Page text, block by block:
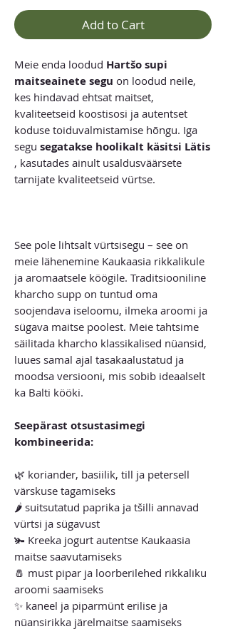
Add to Cart
Meie enda loodud Hartšo supi
maitseainete segu on loodud neile,
kes hindavad ehtsat maitset,
kvaliteetseid koostisosi ja autentset
koduse toiduvalmistamise hõngu. Iga
segu segatakse hoolikalt käsitsi Lätis
, kasutades ainult usaldusväärsete
tarnijate kvaliteetseid vürtse.
See pole lihtsalt vürtsisegu – see on
meie lähenemine Kaukaasia rikkalikule
ja aromaatsele köögile. Traditsiooniline
kharcho supp on tuntud oma
soojendava iseloomu, ilmeka aroomi ja
sügava maitse poolest. Meie tahtsime
säilitada kharcho klassikalised nüansid,
luues samal ajal tasakaalustatud ja
moodsa versiooni, mis sobib ideaalselt
ka Balti kööki.
Seepärast otsustasimegi
kombineerida:
🌿 koriander, basiilik, till ja petersell
värskuse tagamiseks
🌶️ suitsutatud paprika ja tšilli annavad
vürtsi ja sügavust
🫚 Kreeka jogurt autentse Kaukaasia
maitse saavutamiseks
🧂 must pipar ja loorberilehed rikkaliku
aroomi saamiseks
✨ kaneel ja piparmünt erilise ja
nüansirikka järelmaitse saamiseks